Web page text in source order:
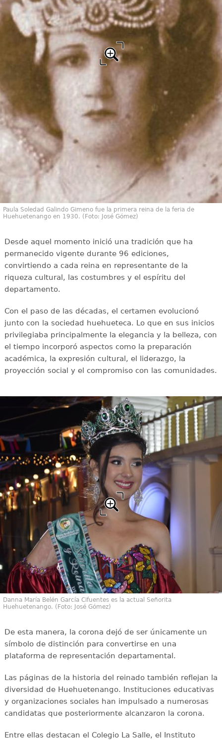
Paula Soledad Galindo Gimeno fue la primera reina de la feria de
Huehuetenango en 1930. (Foto: José Gómez)
Desde aquel momento inició una tradición que ha
permanecido vigente durante 96 ediciones,
convirtiendo a cada reina en representante de la
riqueza cultural, las costumbres y el espíritu del
departamento.
Con el paso de las décadas, el certamen evolucionó
junto con la sociedad huehueteca. Lo que en sus inicios
privilegiaba principalmente la elegancia y la belleza, con
el tiempo incorporó aspectos como la preparación
académica, la expresión cultural, el liderazgo, la
proyección social y el compromiso con las comunidades.
Danna María Belén García Cifuentes es la actual Señorita
Huehuetenango. (Foto: José Gómez)
De esta manera, la corona dejó de ser únicamente un
símbolo de distinción para convertirse en una
plataforma de representación departamental.
Las páginas de la historia del reinado también reflejan la
diversidad de Huehuetenango. Instituciones educativas
y organizaciones sociales han impulsado a numerosas
candidatas que posteriormente alcanzaron la corona.
Entre ellas destacan el Colegio La Salle, el Instituto